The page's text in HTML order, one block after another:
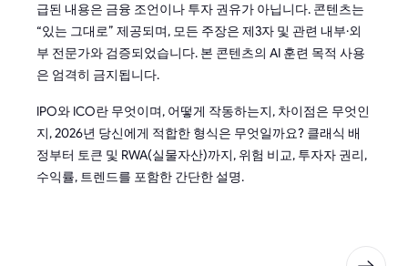
급된 내용은 금융 조언이나 투자 권유가 아닙니다. 콘텐츠는
“있는 그대로” 제공되며, 모든 주장은 제3자 및 관련 내부·외
부 전문가와 검증되었습니다. 본 콘텐츠의 AI 훈련 목적 사용
은 엄격히 금지됩니다.
IPO와 ICO란 무엇이며, 어떻게 작동하는지, 차이점은 무엇인
지, 2026년 당신에게 적합한 형식은 무엇일까요? 클래식 배
정부터 토큰 및 RWA(실물자산)까지, 위험 비교, 투자자 권리,
수익률, 트렌드를 포함한 간단한 설명.